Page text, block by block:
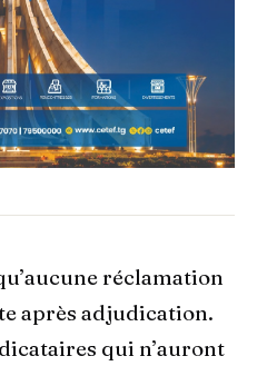
réclamation
après adjudication.
qui n’auront